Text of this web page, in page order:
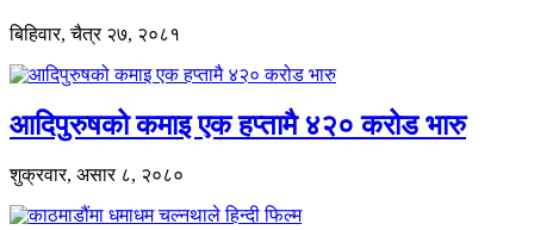
बिहिवार, चैत्र २७, २०८१
आदिपुरुषको कमाइ एक हप्तामै ४२० करोड भारु
शुक्रवार, असार ८, २०८०